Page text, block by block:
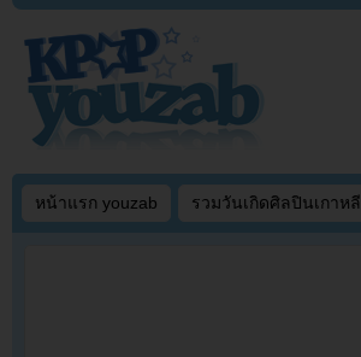
หน้าแรก youzab รวมวันเกิดศิลปินเกาหลี